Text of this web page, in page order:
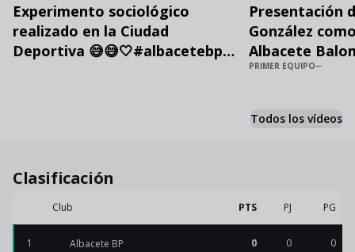
Experimento sociológico
realizado en la Ciudad
Deportiva 😅😅🤍#albacetebp
Presentación
González
Albacete
PRIMER EQUIPO
Todos los vídeos
Clasificación
Club PTS PJ PG
1 Albacete BP 0 0 0